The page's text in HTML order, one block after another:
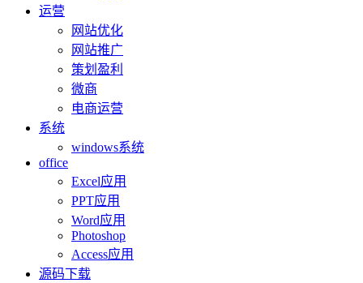
运营
网站优化
网站推广
策划盈利
微商
电商运营
系统
windows系统
office
Excel应用
PPT应用
Word应用
Photoshop
Access应用
源码下载